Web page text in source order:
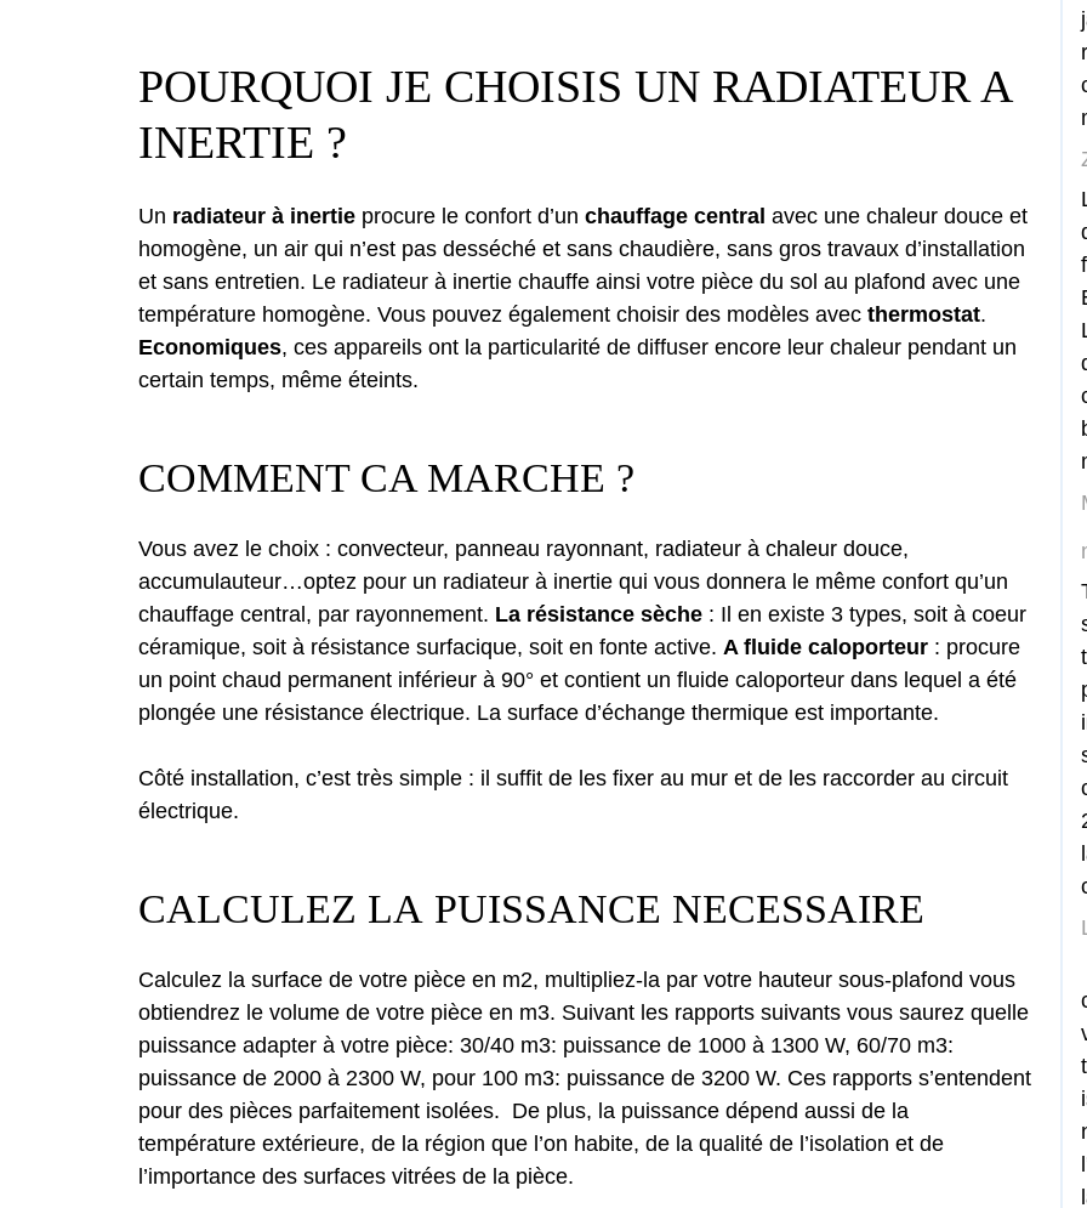
POURQUOI JE CHOISIS UN RADIATEUR A
INERTIE ?
Un radiateur à inertie procure le confort d’un chauffage central avec une chaleur douce et
homogène, un air qui n’est pas desséché et sans chaudière, sans gros travaux d’installation
et sans entretien. Le radiateur à inertie chauffe ainsi votre pièce du sol au plafond avec une
température homogène. Vous pouvez également choisir des modèles avec thermostat.
Economiques, ces appareils ont la particularité de diffuser encore leur chaleur pendant un
certain temps, même éteints.
COMMENT CA MARCHE ?
Vous avez le choix : convecteur, panneau rayonnant, radiateur à chaleur douce,
accumulauteur…optez pour un radiateur à inertie qui vous donnera le même confort qu’un
chauffage central, par rayonnement. La résistance sèche : Il en existe 3 types, soit à coeur
céramique, soit à résistance surfacique, soit en fonte active. A fluide caloporteur : procure
un point chaud permanent inférieur à 90° et contient un fluide caloporteur dans lequel a été
plongée une résistance électrique. La surface d’échange thermique est importante.
Côté installation, c’est très simple : il suffit de les fixer au mur et de les raccorder au circuit
électrique.
CALCULEZ LA PUISSANCE NECESSAIRE
Calculez la surface de votre pièce en m2, multipliez-la par votre hauteur sous-plafond vous
obtiendrez le volume de votre pièce en m3. Suivant les rapports suivants vous saurez quelle
puissance adapter à votre pièce: 30/40 m3: puissance de 1000 à 1300 W, 60/70 m3:
puissance de 2000 à 2300 W, pour 100 m3: puissance de 3200 W. Ces rapports s’entendent
pour des pièces parfaitement isolées. De plus, la puissance dépend aussi de la
température extérieure, de la région que l’on habite, de la qualité de l’isolation et de
l’importance des surfaces vitrées de la pièce.